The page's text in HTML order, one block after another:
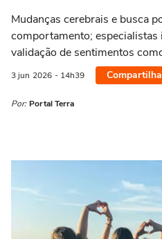
Mudanças cerebrais e busca
comportamento; especialistas
validação de sentimentos
3 jun 2026 - 14h39
Por: Portal Terra